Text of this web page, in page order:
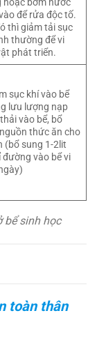
để rửa độc tố.
thì giảm tải sục
thường để vi
phát triển.
sục khí vào bể
lưu lượng nạp
vào bể, bổ
thức ăn cho
(bổ sung 1-2lit
đường vào bể vi
bể sinh học
toàn thân